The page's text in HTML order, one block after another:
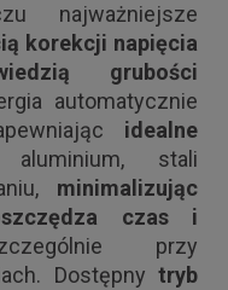
najważniejsze
korekcji napięcia
grubości
automatycznie
idealne
stali
minimalizując
czas i
przy
Dostępny tryb